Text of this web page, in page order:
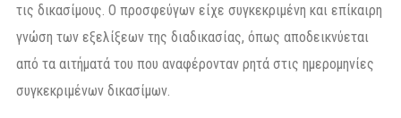
τις δικασίμους. Ο προσφεύγων είχε συγκεκριμένη και επίκαιρη
γνώση των εξελίξεων της διαδικασίας, όπως αποδεικνύεται
από τα αιτήματά του που αναφέρονταν ρητά στις ημερομηνίες
συγκεκριμένων δικασίμων.